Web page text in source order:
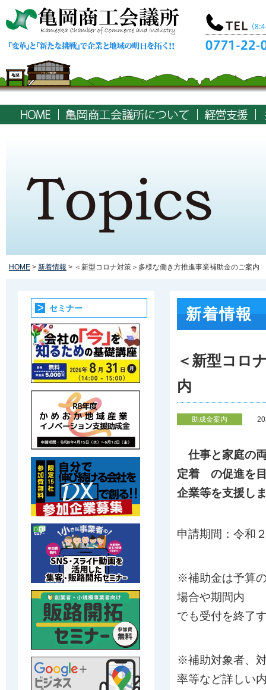
HOME > 新着情報 > ＜新型コロナ対策＞多様な働き方推進事業補助金のご案内
新着情報
＜新型コロ
内
助成金案内
仕事と家庭の
定着 の促進を目
企業等を支援し
申請期間：令和
※補助金は予算
場合や期間内
でも受付を終了
※補助対象者、
率等など詳しい
セミナー